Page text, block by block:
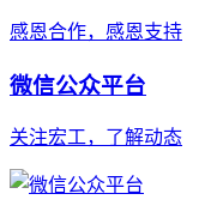
感恩合作，感恩支持
微信公众平台
关注宏工，了解动态